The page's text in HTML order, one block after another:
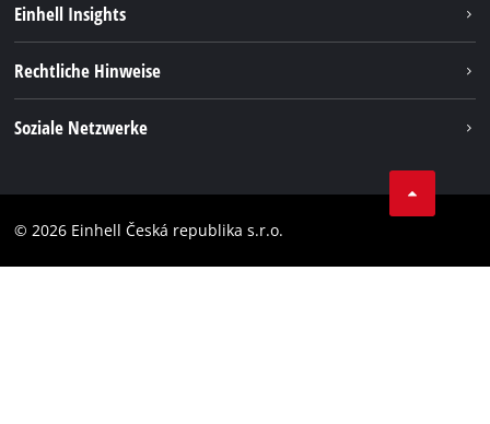
Akkusystem
Einhell Insights
Rechtliche Hinweise
Barrierefreiheits-Erklärung
Soziale Netzwerke
Instagram
© 2026 Einhell Česká republika s.r.o.